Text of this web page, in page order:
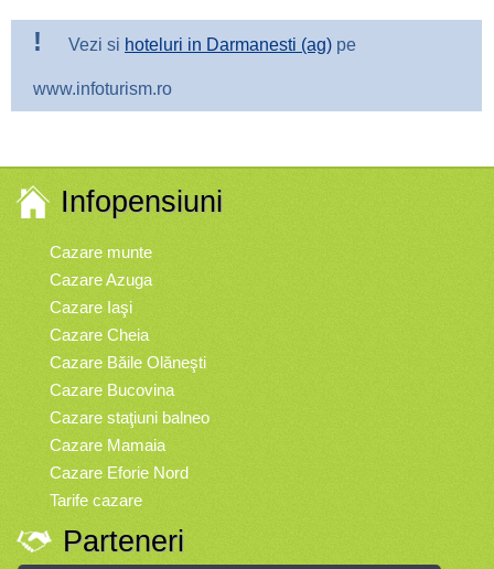
! Vezi si hoteluri in Darmanesti (ag) pe
www.infoturism.ro
Infopensiuni
Cazare munte
Cazare Azuga
Cazare Iaşi
Cazare Cheia
Cazare Băile Olăneşti
Cazare Bucovina
Cazare staţiuni balneo
Cazare Mamaia
Cazare Eforie Nord
Tarife cazare
Parteneri